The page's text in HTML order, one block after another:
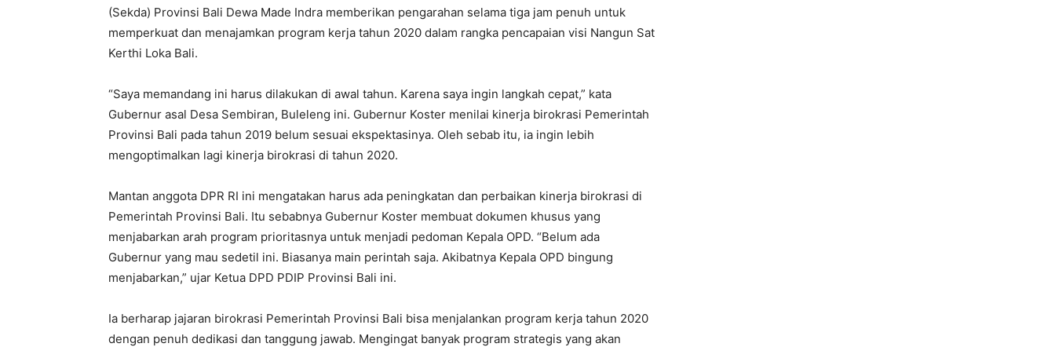
(Sekda) Provinsi Bali Dewa Made Indra memberikan pengarahan selama tiga jam penuh untuk
memperkuat dan menajamkan program kerja tahun 2020 dalam rangka pencapaian visi Nangun Sat
Kerthi Loka Bali.
“Saya memandang ini harus dilakukan di awal tahun. Karena saya ingin langkah cepat,” kata
Gubernur asal Desa Sembiran, Buleleng ini. Gubernur Koster menilai kinerja birokrasi Pemerintah
Provinsi Bali pada tahun 2019 belum sesuai ekspektasinya. Oleh sebab itu, ia ingin lebih
mengoptimalkan lagi kinerja birokrasi di tahun 2020.
Mantan anggota DPR RI ini mengatakan harus ada peningkatan dan perbaikan kinerja birokrasi di
Pemerintah Provinsi Bali. Itu sebabnya Gubernur Koster membuat dokumen khusus yang
menjabarkan arah program prioritasnya untuk menjadi pedoman Kepala OPD. “Belum ada
Gubernur yang mau sedetil ini. Biasanya main perintah saja. Akibatnya Kepala OPD bingung
menjabarkan,” ujar Ketua DPD PDIP Provinsi Bali ini.
Ia berharap jajaran birokrasi Pemerintah Provinsi Bali bisa menjalankan program kerja tahun 2020
dengan penuh dedikasi dan tanggung jawab. Mengingat banyak program strategis yang akan